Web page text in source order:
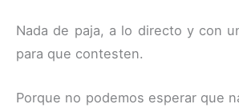
Nada de paja, a lo directo y con
para que contesten.
Porque no podemos esperar que